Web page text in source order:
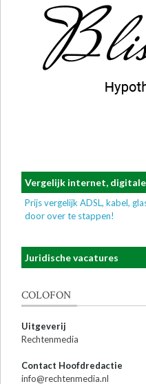
Vergelijk internet, digitale
Prijs vergelijk ADSL, kabel,
door over te stappen!
Juridische vacatures
COLOFON
Uitgeverij
Rechtenmedia
Contact Hoofdredactie
info@rechtenmedia.nl